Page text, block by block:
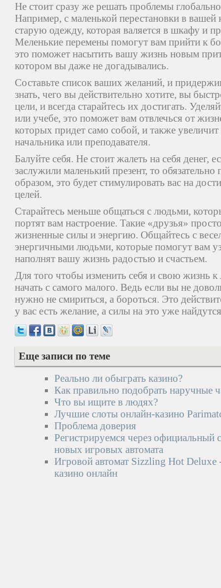
Не стоит сразу же решать проблемы
Например, с маленькой перестановки в вашей
старую одежду, которая валяется в шкафу и
Меленькие перемены помогут вам прийти к
это поможет насытить вашу жизнь новым
котором вы даже не догадывались.
Составьте список ваших желаний, и
знать, чего вы действительно хотите, вы
цели, и всегда старайтесь их достигать.
или учебе, это поможет вам отвлечься от
которых придет само собой, и также увеличит
начальника или преподавателя.
Балуйте себя. Не стоит жалеть на себя денег,
заслужили маленький презент, то
образом, это будет стимулировать вас на
целей.
Старайтесь меньше общаться с людьми,
портят вам настроение. Такие «друзья»
жизненные силы и энергию. Общайтесь с
энергичными людьми, которые помогут вам
наполнят вашу жизнь радостью и счастьем.
Для того чтобы изменить себя и свою жизнь
начать с самого малого. Ведь если вы не
нужно не смириться, а бороться. Это
у вас есть желание, а силы на это уже
Еще записи по теме
Реально ли обыграть казино?
Как правильно подобрать наручные
Что вы ищите в людях?
Лучшие слоты онлайн-казино
Проблема доверия
Регистрируемся через официальный
новых игровых автомата
Игровой автомат Sizzling Hot Deluxe
казино онлайн